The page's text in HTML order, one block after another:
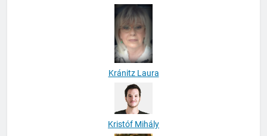
Kránitz Laura
Kristóf Mihály